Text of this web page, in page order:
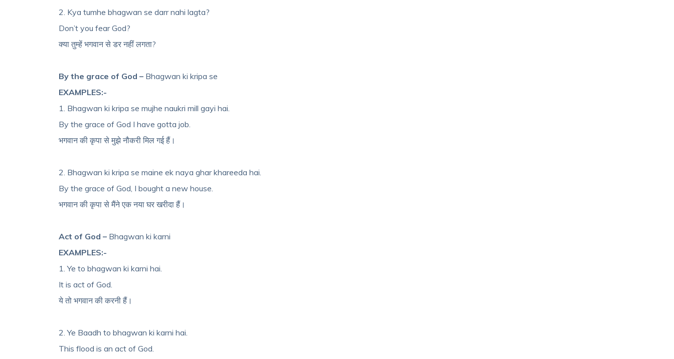
2. Kya tumhe bhagwan se darr nahi lagta?
Don’t you fear God?
क्या तुम्हें भगवान से डर नहीं लगता?
By the grace of God – Bhagwan ki kripa se
EXAMPLES:-
1. Bhagwan ki kripa se mujhe naukri mill gayi hai.
By the grace of God I have gotta job.
भगवान की कृपा से मुझे नौकरी मिल गई हैं।
2. Bhagwan ki kripa se maine ek naya ghar khareeda hai.
By the grace of God, I bought a new house.
भगवान की कृपा से मैंने एक नया घर खरीदा हैं।
Act of God – Bhagwan ki karni
EXAMPLES:-
1. Ye to bhagwan ki karni hai.
It is act of God.
ये तो भगवान की करनी हैं।
2. Ye Baadh to bhagwan ki karni hai.
This flood is an act of God.